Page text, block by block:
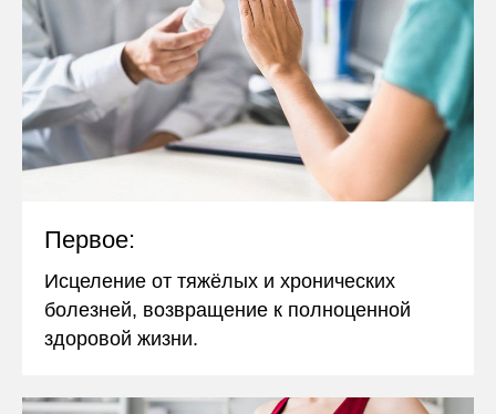
Первое:
Исцеление от тяжёлых и хронических
болезней, возвращение к полноценной
здоровой жизни.